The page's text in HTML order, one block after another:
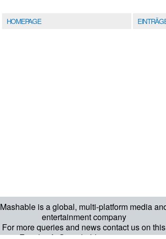
Mashable is a global, multi-platform media
entertainment company
For more queries and news contact us on this
HOMEPAGE